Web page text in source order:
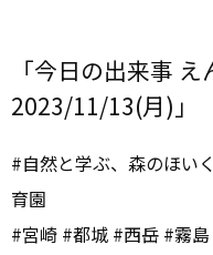
「今日の出来事
2023/11/13(月)」
#自然と学ぶ、森のほい
育園
#宮崎 #都城 #西岳 #霧島